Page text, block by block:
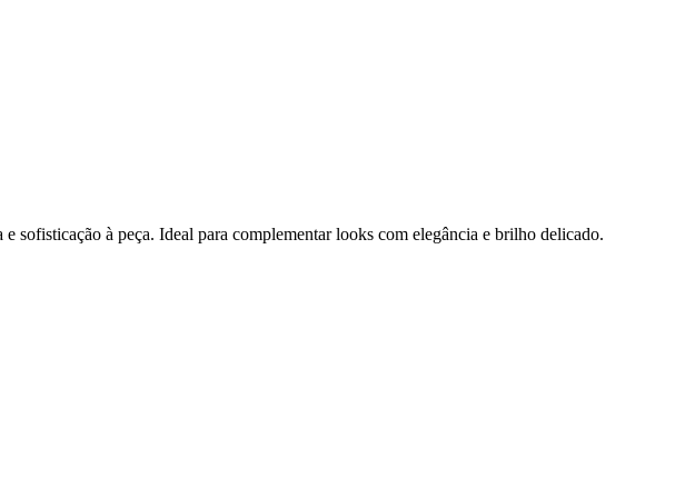
sofisticação à peça. Ideal para complementar looks com elegância e brilho delicado.